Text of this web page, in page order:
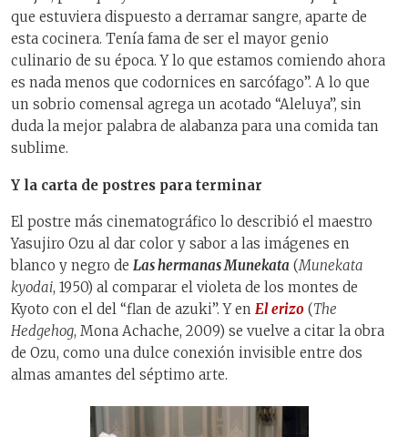
que estuviera dispuesto a derramar sangre, aparte de
esta cocinera. Tenía fama de ser el mayor genio
culinario de su época. Y lo que estamos comiendo ahora
es nada menos que codornices en sarcófago”. A lo que
un sobrio comensal agrega un acotado “Aleluya”, sin
duda la mejor palabra de alabanza para una comida tan
sublime.
Y la carta de postres para terminar
El postre más cinematográfico lo describió el maestro
Yasujiro Ozu al dar color y sabor a las imágenes en
blanco y negro de Las hermanas Munekata (Munekata
kyodai, 1950) al comparar el violeta de los montes de
Kyoto con el del “flan de azuki”. Y en El erizo (The
Hedgehog, Mona Achache, 2009) se vuelve a citar la obra
de Ozu, como una dulce conexión invisible entre dos
almas amantes del séptimo arte.